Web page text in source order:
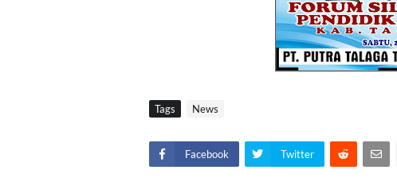
Tags News
Facebook Twitter